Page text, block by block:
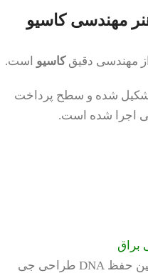
مهندسی کاسیو
از مهندسی دقیقکاسیو است.
تشکیل شده و سطح پرداخت
اجرا شده است.
این جزئیات باعث شده دستبند در عین حفظ DNA طراحی جی